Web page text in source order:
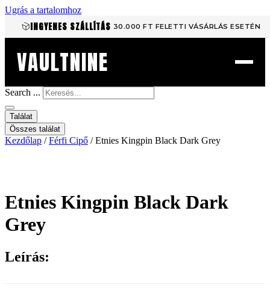
Ugrás a tartalomhoz
INGYENES SZÁLLÍTÁS 30.000 FT FELETTI VÁSÁRLÁS ESETÉN
VAULTNINE
Search ...
Találat
Összes találat
Kezdőlap /Férfi Cipő / Etnies Kingpin Black Dark Grey
Etnies Kingpin Black Dark
Grey
Leírás: